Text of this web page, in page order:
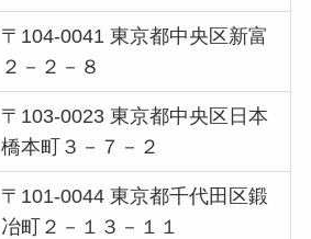
〒104-0041 東京都中央区新富
２－２－８
〒103-0023 東京都中央区日本
橋本町３－７－２
〒101-0044 東京都千代田区鍛
冶町２－１３－１１